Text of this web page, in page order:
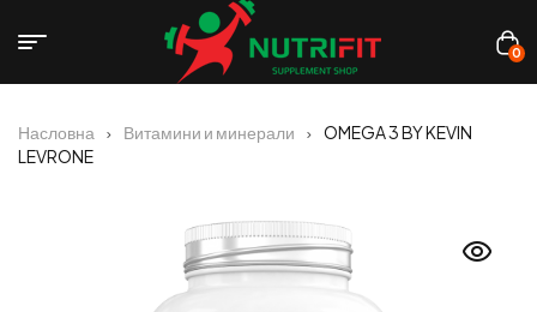
0
Насловна Витамини и минерали
OMEGA 3 BY KEVIN
LEVRONE